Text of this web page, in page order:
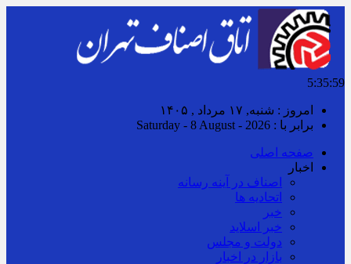
5:36:02
امروز : شنبه, ۱۷ مرداد , ۱۴۰۵
برابر با : Saturday - 8 August - 2026
صفحه اصلی
اخبار
اصناف در آینه رسانه
اتحادیه ها
خبر
خبر اسلايد
دولت و مجلس
بازار در اخبار